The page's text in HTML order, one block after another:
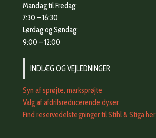
Mandag til Fredag:
7:30 – 16:30
Lørdag og Søndag:
9:00 – 12:00
INDLÆG OG VEJLEDNINGER
Syn af sprøjte, marksprøjte
Valg af afdrifsreducerende dyser
Find reservedelstegninger til Stihl & Stiga her